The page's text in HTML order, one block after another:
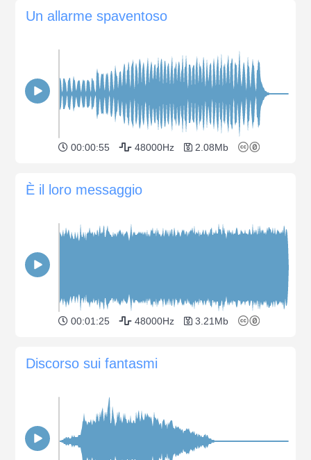
Un allarme spaventoso
00:00:55 48000Hz 2.08Mb
È il loro messaggio
00:01:25 48000Hz 3.21Mb
Discorso sui fantasmi